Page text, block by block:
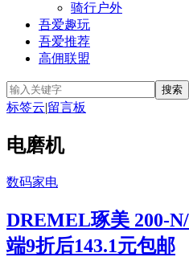
骑行户外
吾爱趣玩
吾爱推荐
高佣联盟
标签云|留言板
电磨机
数码家电
DREMEL琢美 200-
端9折后143.1元包邮